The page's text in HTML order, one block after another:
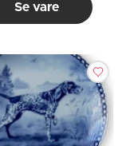
Se vare